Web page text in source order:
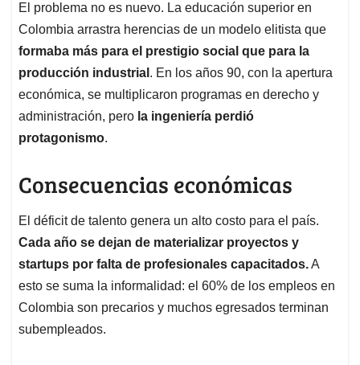
El problema no es nuevo. La educación superior en
Colombia arrastra herencias de un modelo elitista que
formaba más para el prestigio social que para la
producción industrial . En los años 90, con la apertura
económica, se multiplicaron programas en derecho y
administración, pero la ingeniería perdió
protagonismo.
Consecuencias económicas
El déficit de talento genera un alto costo para el país.
Cada año se dejan de materializar proyectos y
startups por falta de profesionales capacitados.A
esto se suma la informalidad: el 60% de los empleos en
Colombia son precarios y muchos egresados terminan
subempleados.